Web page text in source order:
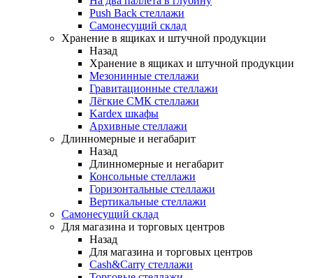
Push Back стеллажи
Самонесущий склад
Хранение в ящиках и штучной продукции
Назад
Хранение в ящиках и штучной продукции
Мезонинные стеллажи
Гравитационные стеллажи
Лёгкие СМК стеллажи
Kardex шкафы
Архивные стеллажи
Длинномерные и негабарит
Назад
Длинномерные и негабарит
Консольные стеллажи
Горизонтальные стеллажи
Вертикальные стеллажи
Самонесущий склад
Для магазина и торговых центров
Назад
Для магазина и торговых центров
Cash&Carry стеллажи